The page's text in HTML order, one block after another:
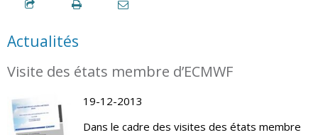
Actualités
Visite des états membre d’ECMWF
19-12-2013
Dans le cadre des visites des états membre